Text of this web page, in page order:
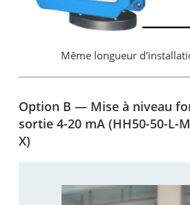
Même longueur
Option B — Mise à niveau
sortie 4-20 mA (HH50-50-L-
X)